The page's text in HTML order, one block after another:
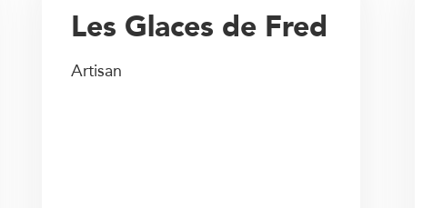
Les Glaces de Fred
Artisan